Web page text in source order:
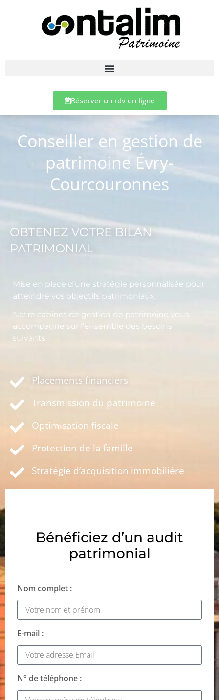
Réserver un rdv en ligne
Conseiller en gestion de
patrimoine Évry-
Courcouronnes
OBTENEZ VOTRE BILAN
PATRIMONIAL
Mise en place d’une stratégie personnalisée pour
atteindre vos objectifs patrimoniaux.
Notre cabinet de gestion de patrimoine vous
accompagne sur l’ensemble des besoins
suivants :
Placements financiers
Transmission du patrimoine
Optimisation fiscale
Protection de la famille
Stratégie d’acquisition immobilière
Bénéficiez d’un audit
patrimonial
Nom complet :
E-mail :
N° de téléphone :